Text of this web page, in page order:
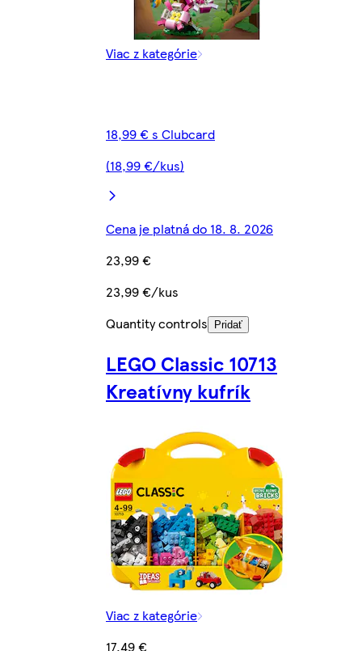
Viac z kategórie
18,99 € s Clubcard
(18,99 €/kus)
Cena je platná do 18. 8. 2026
23,99 €
23,99 €/kus
Quantity controls
Pridať
LEGO Classic 10713
Kreatívny kufrík
Viac z kategórie
17,49 €